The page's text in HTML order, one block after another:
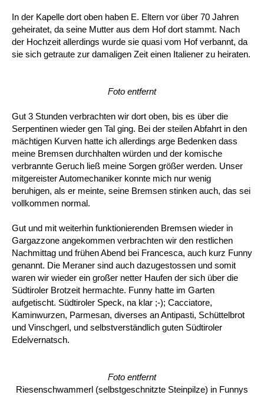
In der Kapelle dort oben haben E. Eltern vor über 70 Jahren
geheiratet, da seine Mutter aus dem Hof dort stammt. Nach
der Hochzeit allerdings wurde sie quasi vom Hof verbannt, da
sie sich getraute zur damaligen Zeit einen Italiener zu heiraten.
Foto entfernt
Gut 3 Stunden verbrachten wir dort oben, bis es über die
Serpentinen wieder gen Tal ging. Bei der steilen Abfahrt in den
mächtigen Kurven hatte ich allerdings arge Bedenken dass
meine Bremsen durchhalten würden und der komische
verbrannte Geruch ließ meine Sorgen größer werden. Unser
mitgereister Automechaniker konnte mich nur wenig
beruhigen, als er meinte, seine Bremsen stinken auch, das sei
vollkommen normal.
Gut und mit weiterhin funktionierenden Bremsen wieder in
Gargazzone angekommen verbrachten wir den restlichen
Nachmittag und frühen Abend bei Francesca, auch kurz Funny
genannt. Die Meraner sind auch dazugestossen und somit
waren wir wieder ein großer netter Haufen der sich über die
Südtiroler Brotzeit hermachte. Funny hatte im Garten
aufgetischt. Südtiroler Speck, na klar ;-); Cacciatore,
Kaminwurzen, Parmesan, diverses an Antipasti, Schüttelbrot
und Vinschgerl, und selbstverständlich guten Südtiroler
Edelvernatsch.
Foto entfernt
Riesenschwammerl (selbstgeschnitzte Steinpilze) in Funnys